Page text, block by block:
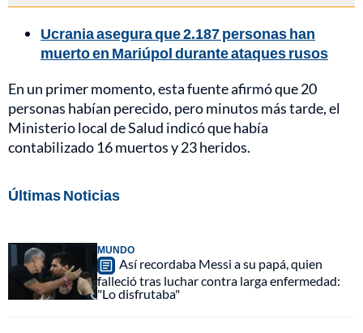
Ucrania asegura que 2.187 personas han
muerto en Mariúpol durante ataques rusos
En un primer momento, esta fuente afirmó que 20
personas habían perecido, pero minutos más tarde, el
Ministerio local de Salud indicó que había
contabilizado 16 muertos y 23 heridos.
Últimas Noticias
MUNDO
Así recordaba Messi a su papá, quien
falleció tras luchar contra larga enfermedad:
"Lo disfrutaba"